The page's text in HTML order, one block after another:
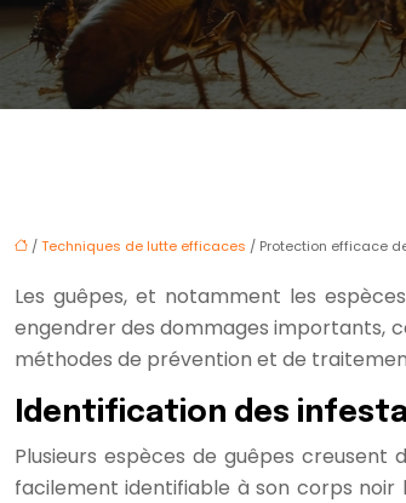
/Techniques de lutte efficaces / Protection efficace
Les guêpes, et notamment les
engendrer des dommages importants,
méthodes de prévention et de
Identification des
Plusieurs espèces de guêpes
facilement identifiable à son corps noir